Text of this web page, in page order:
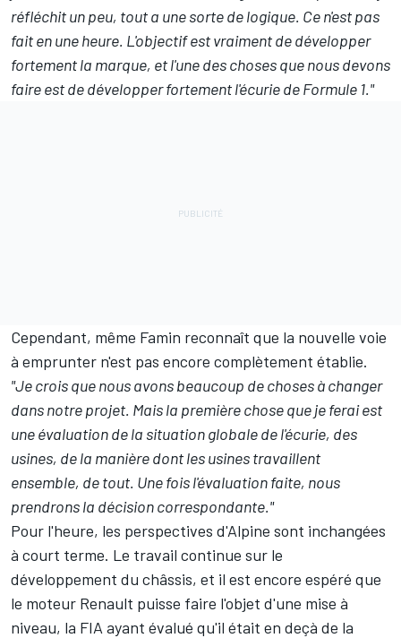
réfléchit un peu, tout a une sorte de logique. Ce n'est pas
fait en une heure. L'objectif est vraiment de développer
fortement la marque, et l'une des choses que nous devons
faire est de développer fortement l'écurie de Formule 1."
Cependant, même Famin reconnaît que la nouvelle voie
à emprunter n'est pas encore complètement établie.
"Je crois que nous avons beaucoup de choses à changer
dans notre projet. Mais la première chose que je ferai est
une évaluation de la situation globale de l'écurie, des
usines, de la manière dont les usines travaillent
ensemble, de tout. Une fois l'évaluation faite, nous
prendrons la décision correspondante."
Pour l'heure, les perspectives d'Alpine sont inchangées
à court terme. Le travail continue sur le
développement du châssis, et il est encore espéré que
le moteur Renault puisse faire l'objet d'une mise à
niveau, la FIA ayant évalué qu'il était en deçà de la